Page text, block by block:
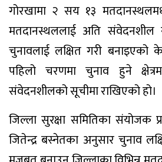
गोरखामा २ सय १३
मतदानस्थललाई अति संवेदनशील
चुनावलाई लक्षित गरी बनाइएको
पहिलो चरणमा चुनाव हुने
संवेदनशीलको सूचीमा राखिएको हो।
जिल्ला सुरक्षा समितिका संयोजक
जितेन्द्र बस्नेतका अनुसार चुनाव